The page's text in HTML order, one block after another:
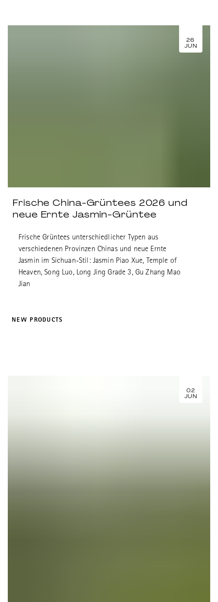
26
JUN
Frische China-Grüntees 2026 und
neue Ernte Jasmin-Grüntee
Frische Grüntees unterschiedlicher Typen aus
verschiedenen Provinzen Chinas und neue Ernte
Jasmin im Sichuan-Stil: Jasmin Piao Xue, Temple of
Heaven, Song Luo, Long Jing Grade 3, Gu Zhang Mao
Jian
NEW PRODUCTS
02
JUN